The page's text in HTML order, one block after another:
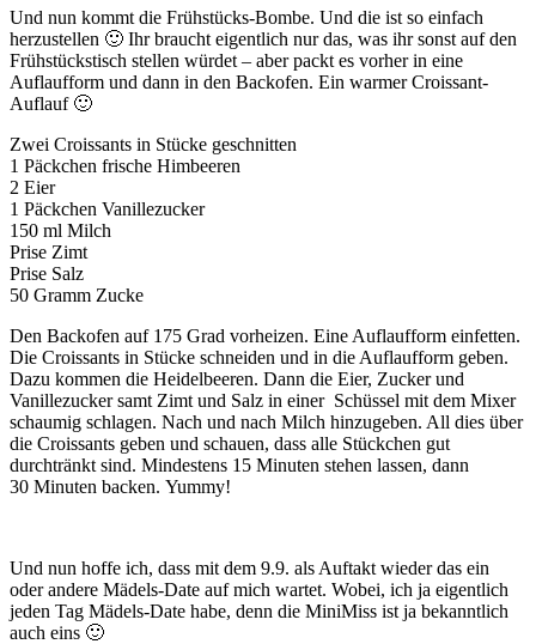
Und nun kommt die Frühstücks-Bombe. Und die ist so einfach
herzustellen 🙂 Ihr braucht eigentlich nur das, was ihr sonst auf den
Frühstückstisch stellen würdet – aber packt es vorher in eine
Auflaufform und dann in den Backofen. Ein warmer Croissant-
Auflauf 🙂
Zwei Croissants in Stücke geschnitten
1 Päckchen frische Himbeeren
2 Eier
1 Päckchen Vanillezucker
150 ml Milch
Prise Zimt
Prise Salz
50 Gramm Zucke
Den Backofen auf 175 Grad vorheizen. Eine Auflaufform einfetten.
Die Croissants in Stücke schneiden und in die Auflaufform geben.
Dazu kommen die Heidelbeeren. Dann die Eier, Zucker und
Vanillezucker samt Zimt und Salz in einer Schüssel mit dem Mixer
schaumig schlagen. Nach und nach Milch hinzugeben. All dies über
die Croissants geben und schauen, dass alle Stückchen gut
durchtränkt sind. Mindestens 15 Minuten stehen lassen, dann
30 Minuten backen. Yummy!
Und nun hoffe ich, dass mit dem 9.9. als Auftakt wieder das ein
oder andere Mädels-Date auf mich wartet. Wobei, ich ja eigentlich
jeden Tag Mädels-Date habe, denn die MiniMiss ist ja bekanntlich
auch eins 🙂